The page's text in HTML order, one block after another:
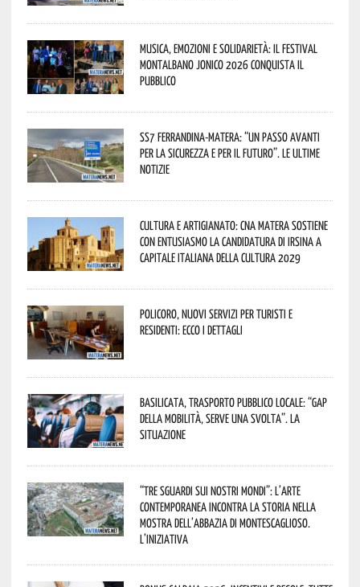
Musica, emozioni e solidarietà: il Festival
Montalbano Jonico 2026 conquista il
pubblico
SS7 Ferrandina-Matera: “Un passo avanti
per la sicurezza e per il futuro”. Le ultime
notizie
Cultura e Artigianato: CNA Matera sostiene
con entusiasmo la candidatura di Irsina a
Capitale Italiana della Cultura 2029
Policoro, nuovi servizi per turisti e
residenti: ecco i dettagli
Basilicata, trasporto pubblico locale: “Gap
della mobilità, serve una svolta”. La
situazione
“Tre Sguardi sui Nostri Mondi”: l’arte
contemporanea incontra la storia nella
mostra dell’Abbazia di Montescaglioso.
L’iniziativa